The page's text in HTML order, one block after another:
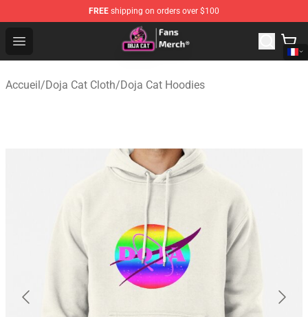
FREE shipping on orders over $100
Open menu
Doja Cat Store - Official Doja Cat Merchandise Shop
Accueil/Doja Cat Cloth/Doja Cat Hoodies